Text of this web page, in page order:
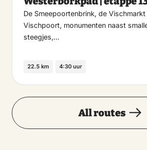
De Smeepoortenbrink, de Vischmarkt
Vischpoort, monumenten naast
steegjes,…
22.5 km 4:30 uur
All routes